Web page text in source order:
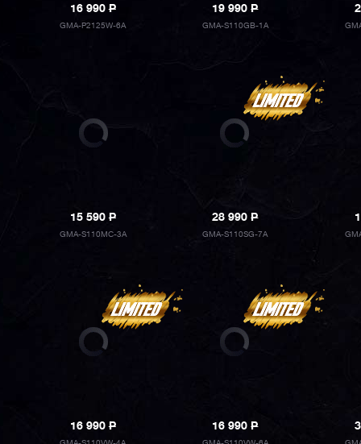
16 990P
GMA-P2125W-6A
19 990P
GMA-S110GB-1A
15 590P
GMA-S110MC-3A
28 990P
GMA-S110SG-7A
16 990P 16 990P